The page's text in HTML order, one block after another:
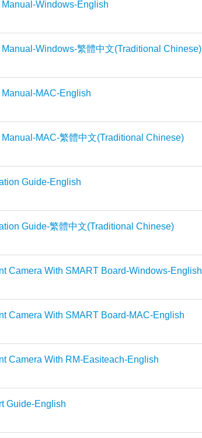
Manual-Windows-English
Manual-Windows-繁體中文(Traditional Chinese)
MAC-English
Manual-MAC-繁體中文(Traditional Chinese)
Guide-English
Guide-繁體中文(Traditional Chinese)
Camera With SMART Board-Windows-English
Camera With SMART Board-MAC-English
Camera With RM-Easiteach-English
Guide-English